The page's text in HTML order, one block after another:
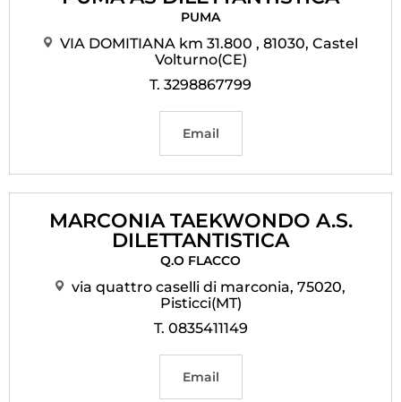
PUMA
VIA DOMITIANA km 31.800 , 81030, Castel
Volturno(CE)
T. 3298867799
Email
MARCONIA TAEKWONDO A.S.
DILETTANTISTICA
Q.O FLACCO
via quattro caselli di marconia, 75020,
Pisticci(MT)
T. 0835411149
Email